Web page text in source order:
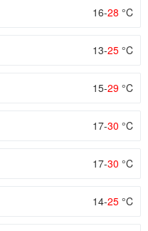
16-28 °C
13-25 °C
15-29 °C
17-30 °C
17-30 °C
14-25 °C